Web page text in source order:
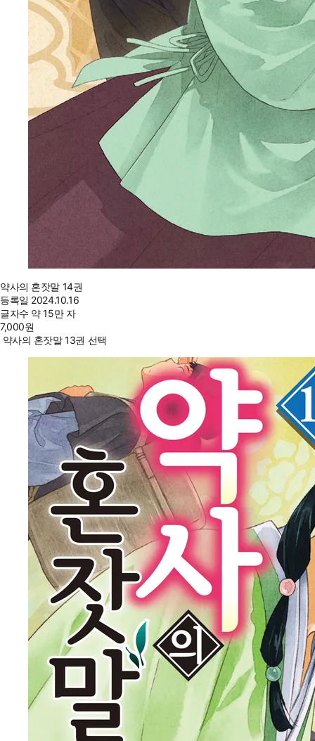
약사의 혼잣말 14권
등록일 2024.10.16
글자수 약 15만 자
7,000원
약사의 혼잣말 13권 선택